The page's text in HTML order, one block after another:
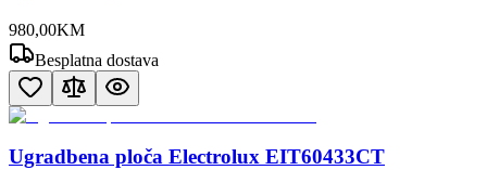
980,00KM
Besplatna dostava
Ugradbena ploča Electrolux EIT60433CT